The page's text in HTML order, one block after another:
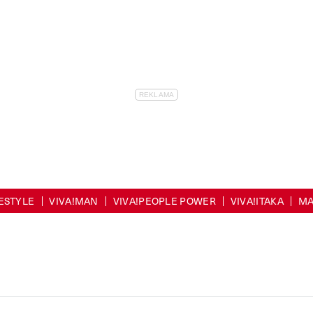
VIVA!MAN VIVA!PEOPLE POWER VIVA!ITAKA